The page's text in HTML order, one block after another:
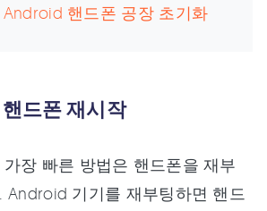
핸드폰 공장 초기화
드폰 재시작
장 빠른 방법은 핸드폰을 재부
Android 기기를 재부팅하면 핸드